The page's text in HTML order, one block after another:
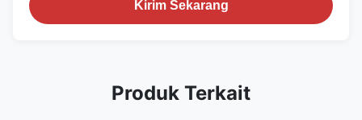
Kirim Sekarang
Produk Terkait